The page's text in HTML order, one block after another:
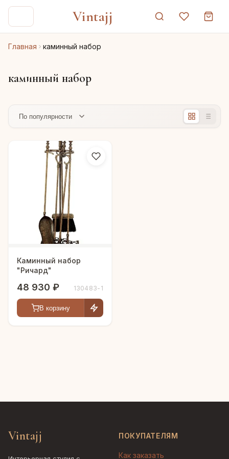
Vintajj
Главная каминный набор
каминный набор
Каминный набор
"Ричард"
48 930 ₽ 130483-1
В корзину
Vintajj ПОКУПАТЕЛЯМ
Как заказать